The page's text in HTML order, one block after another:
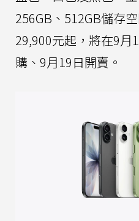
256GB、512GB儲存
29,900元起，將在9月
購、9月19日開賣。